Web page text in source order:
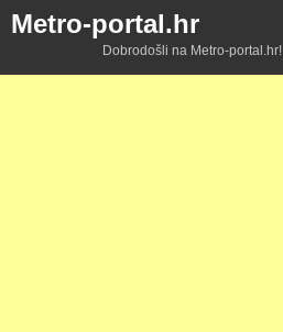
Metro-portal.hr
Dobrodošli na Metro-portal.hr!